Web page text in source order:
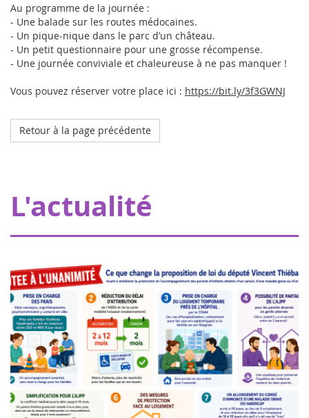
Au programme de la journée :
- Une balade sur les routes médocaines.
- Un pique-nique dans le parc d’un château.
- Un petit questionnaire pour une grosse récompense.
- Une journée conviviale et chaleureuse à ne pas manquer !
Vous pouvez réserver votre place ici : https://bit.ly/3f3GWNJ
Retour à la page précédente
L'actualité
subvention de 20000€ permettant à Pharmavie de mettre
en place un espace dédié aux petits patients atteints